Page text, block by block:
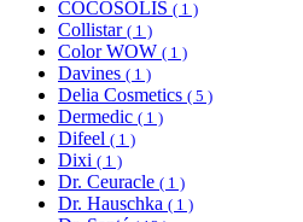
COCOSOLIS ( 1 )
Collistar ( 1 )
Color WOW ( 1 )
Davines ( 1 )
Delia Cosmetics ( 5 )
Dermedic ( 1 )
Difeel ( 1 )
Dixi ( 1 )
Dr. Ceuracle ( 1 )
Dr. Hauschka ( 1 )